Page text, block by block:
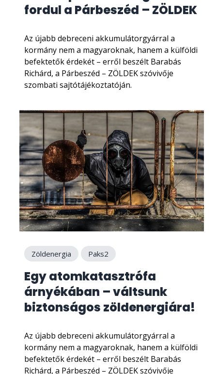
fordul a Párbeszéd – ZÖLDEK
Az újabb debreceni akkumulátorgyárral a
kormány nem a magyaroknak, hanem a külföldi
befektetők érdekét – erről beszélt Barabás
Richárd, a Párbeszéd – ZÖLDEK szóvivője
szombati sajtótájékoztatóján.
Zöldenergia Paks2
Egy atomkatasztrófa
árnyékában – váltsunk
biztonságos zöldenergiára!
Az újabb debreceni akkumulátorgyárral a
kormány nem a magyaroknak, hanem a külföldi
befektetők érdekét – erről beszélt Barabás
Richárd, a Párbeszéd – ZÖLDEK szóvivője